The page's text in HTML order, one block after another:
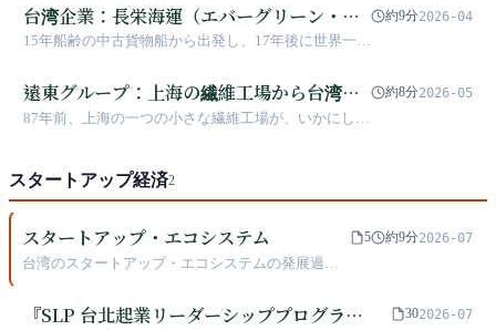
年続く老舗店の遺伝子にどのような変化をもた
らすのでしょうか。」
台湾企業：長栄海運（エバーグリーン・マ
リン）
15年船齢の中古貨物船から出発し、17年後に世界一に
引き裂いた
約9分2026-04
遠東グループ：上海の繊維工場から台湾最
多様な商業帝国へ
87年前、上海の一つの小さな繊維工場が、いかにして
業の栄光から政治的リスクに至るまでの全軌跡を証言
している
約8分2026-05
スタートアップ経済2
スタートアップ・エコシステム
台湾のスタートアップ・エコシステムの発展過程
ンチャーキャピタル環境、ユニコーン追求まで概
観します
5 約9分2026-07
『SLP 台北起業リーダーシッププログラ
302026-07